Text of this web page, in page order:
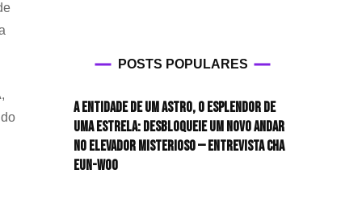
POSTS POPULARES
A entidade de um astro, o esplendor de
uma estrela: desbloqueie um novo andar
no elevador misterioso — Entrevista CHA
EUN-WOO